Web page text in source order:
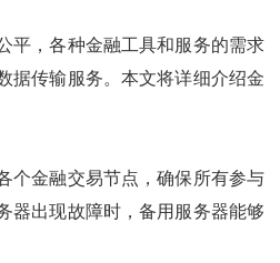
平，各种金融工具和服务的需求
据传输服务。本文将详细介绍金
个金融交易节点，确保所有参与
器出现故障时，备用服务器能够